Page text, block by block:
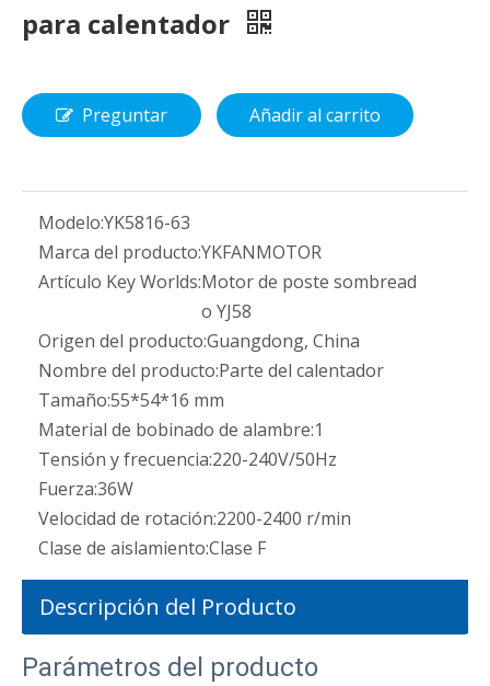
para calentador
Preguntar Añadir al carrito
Modelo:YK5816-63
Marca del producto:YKFANMOTOR
Artículo Key Worlds:Motor de poste sombread
o YJ58
Origen del producto:Guangdong, China
Nombre del producto:Parte del calentador
Tamaño:55*54*16 mm
Material de bobinado de alambre:1
Tensión y frecuencia:220-240V/50Hz
Fuerza:36W
Velocidad de rotación:2200-2400 r/min
Clase de aislamiento:Clase F
Descripción del Producto
Parámetros del producto